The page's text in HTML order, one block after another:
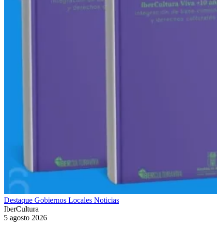
Destaque Gobiernos Locales Noticias
IberCultura
5 agosto 2026